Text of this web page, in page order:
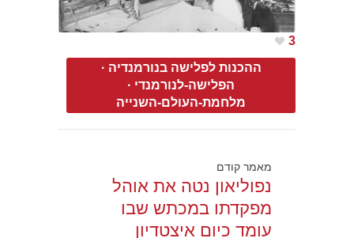
3
ההכנות לפלישה בנורמנדיה ·
הפלישה-לנורמנדי ·
מלחמת-העולם-השנייה
מאמר קודם
נפוליאון נטה את אוהל
מפקדתו במכתש שבו
עומד כיום איצטדיון